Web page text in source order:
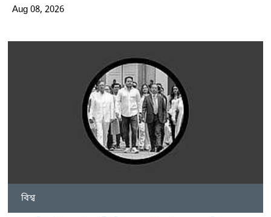
Aug 08, 2026
বিশ্ব